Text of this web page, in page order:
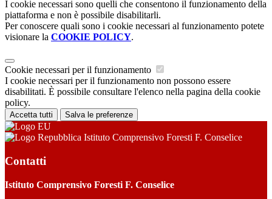
I cookie necessari sono quelli che consentono il funzionamento della
piattaforma e non è possibile disabilitarli.
Per conoscere quali sono i cookie necessari al funzionamento potete
visionare la COOKIE POLICY.
Cookie necessari per il funzionamento
I cookie necessari per il funzionamento non possono essere
disabilitati. È possibile consultare l'elenco nella pagina della cookie
policy.
Accetta tutti Salva le preferenze
Istituto Comprensivo Foresti F. Conselice
Contatti
Istituto Comprensivo Foresti F. Conselice